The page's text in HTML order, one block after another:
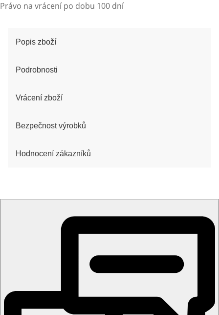
Právo na vrácení po dobu 100 dní
Popis zboží
Podrobnosti
Vrácení zboží
Bezpečnost výrobků
Hodnocení zákazníků